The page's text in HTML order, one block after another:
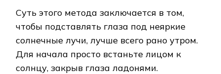
Суть этого метода заключается в том,
чтобы подставлять глаза под неяркие
солнечные лучи, лучше всего рано утром.
Для начала просто встаньте лицом к
солнцу, закрыв глаза ладонями.